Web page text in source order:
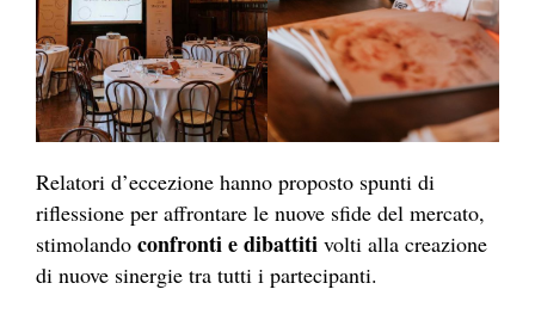
Relatori d’eccezione hanno proposto spunti di
riflessione per affrontare le nuove sfide del mercato,
stimolando confronti e dibattiti volti alla creazione
di nuove sinergie tra tutti i partecipanti.